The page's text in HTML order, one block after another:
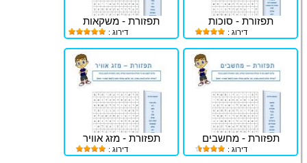
תפזורת - סוכות
דירוג :
תפזורת - משקאות
דירוג :
תפזורת - מחשבים
דירוג :
תפזורת - מזג אוויר
דירוג :